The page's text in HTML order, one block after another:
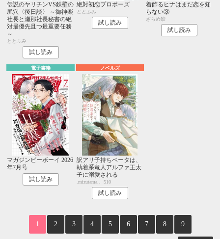
伝説のヤリチンVS鉄壁の
尻穴〈後日談〉 ～御神楽
社長と瀬那社長秘書の絶
対最優先且つ最重要任務
～
ととふみ
試し読み
絶対初恋プロポーズ
ととふみ
試し読み
着飾るヒナはまだ恋を知
らない③
ざらめ鮫
試し読み
電子書籍
マガジンビーボーイ 2026
年7月号
試し読み
ノベルズ
訳アリ子持ちベータは、
執着系竜人アルファ王太
子に溺愛される
.mizutama.、510
試し読み
1 2 3 4 5 6 7 8 9